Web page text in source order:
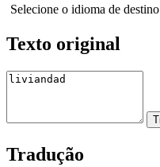
Selecione o idioma de destino
Texto original
Tradução